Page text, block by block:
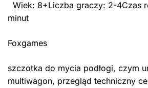
Wiek: 8+Liczba graczy: 2-4Czas
minut
Foxgames
szczotka do mycia podłogi, czym
multiwagon, przegląd techniczny